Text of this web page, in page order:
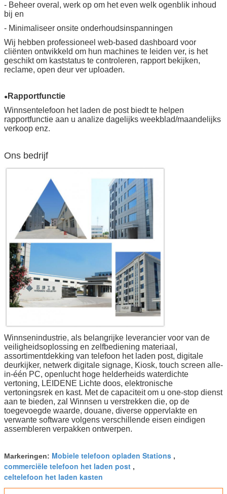
- Beheer overal, werk op om het even welk ogenblik inhoud
bij en
- Minimaliseer onsite onderhoudsinspanningen
Wij hebben professioneel web-based dashboard voor
cliënten ontwikkeld om hun machines te leiden ver, is het
geschikt om kaststatus te controleren, rapport bekijken,
reclame, open deur ver uploaden.
● Rapportfunctie
Winnsentelefoon het laden de post biedt te helpen
rapportfunctie aan u analize dagelijks weekblad/maandelijks
verkoop enz.
Ons bedrijf
Winnsenindustrie, als belangrijke leverancier voor van de
veiligheidsoplossing en zelfbediening materiaal,
assortimentdekking van telefoon het laden post, digitale
deurkijker, netwerk digitale signage, Kiosk, touch screen alle-
in-één PC, openlucht hoge helderheids waterdichte
vertoning, LEIDENE Lichte doos, elektronische
vertoningsrek en kast. Met de capaciteit om u one-stop dienst
aan te bieden, zal Winnsen u verstrekken die, op de
toegevoegde waarde, douane, diverse oppervlakte en
verwante software volgens verschillende eisen eindigen
assembleren verpakken ontwerpen.
Markeringen: Mobiele telefoon opladen Stations ,
commerciële telefoon het laden post ,
celtelefoon het laden kasten